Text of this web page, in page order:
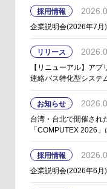
採用情報
企業説明会(2026年7月
リリース
【リニューアル】ア
連絡バス特化型システ
お知らせ
台湾・台北で開催され
「COMPUTEX 2026」
採用情報
企業説明会(2026年6月